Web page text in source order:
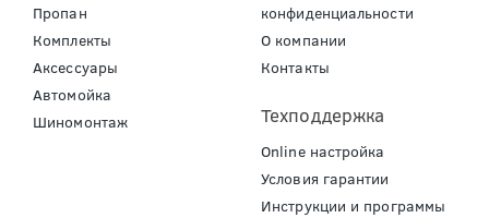
Пропан
Комплекты
Аксессуары
Автомойка
Шиномонтаж
конфиденциальности
О компании
Контакты
Техподдержка
Online настройка
Условия гарантии
Инструкции и программы